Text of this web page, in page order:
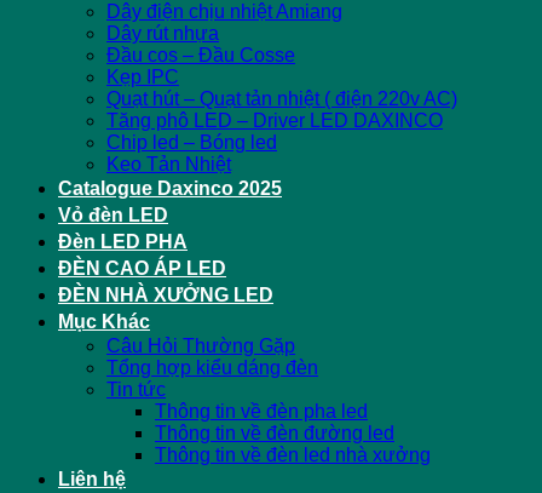
Dây điện chịu nhiệt Amiang
Dây rút nhựa
Đầu cos – Đầu Cosse
Kẹp IPC
Quạt hút – Quạt tản nhiệt ( điện 220v AC)
Tăng phô LED – Driver LED DAXINCO
Chip led – Bóng led
Keo Tản Nhiệt
Catalogue Daxinco 2025
Vỏ đèn LED
Đèn LED PHA
ĐÈN CAO ÁP LED
ĐÈN NHÀ XƯỞNG LED
Mục Khác
Câu Hỏi Thường Gặp
Tổng hợp kiểu dáng đèn
Tin tức
Thông tin về đèn pha led
Thông tin về đèn đường led
Thông tin về đèn led nhà xưởng
Liên hệ